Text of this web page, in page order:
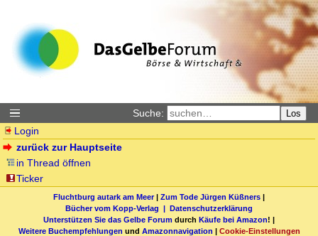
Suche: Los
Login
zurück zur Hauptseite
in Thread öffnen
Ticker
Fluchtburg autark am Meer| Zum Tode Jürgen Küßners |
Bücher vom Kopp-Verlag | Datenschutzerklärung
Unterstützen Sie das Gelbe Forum durch Käufe bei Amazon! |
Weitere Buchempfehlungen und Amazonnavigation | Cookie-Einstellungen